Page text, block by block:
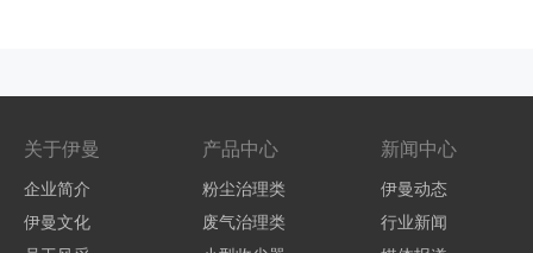
关于伊曼
企业简介
伊曼文化
产品中心
粉尘治理类
废气治理类
新闻中心
伊曼动态
行业新闻